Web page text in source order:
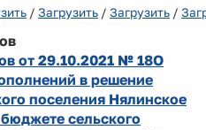
/ Загрузить / Загрузить /
от 29.10.2021 № 18О
в решение
поселения Нялинское
сельского